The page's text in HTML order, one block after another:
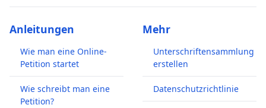
Anleitungen
Wie man eine Online-
Petition startet
Wie schreibt man eine
Petition?
Mehr
Unterschriftensammlung
erstellen
Datenschutzrichtlinie